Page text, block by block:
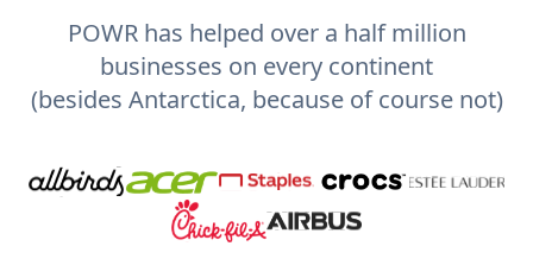
POWR has helped over a half million
businesses on every continent
(besides Antarctica, because of course not)